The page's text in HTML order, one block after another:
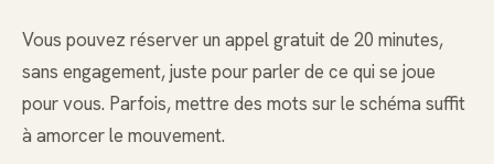
Vous pouvez réserver un appel gratuit de 20 minutes,
sans engagement, juste pour parler de ce qui se joue
pour vous. Parfois, mettre des mots sur le schéma suffit
à amorcer le mouvement.